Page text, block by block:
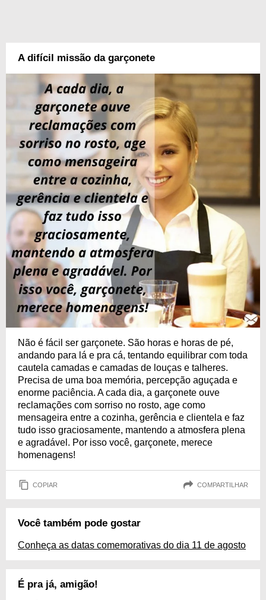
A difícil missão da garçonete
Não é fácil ser garçonete. São horas e horas de pé,
andando para lá e pra cá, tentando equilibrar com toda
cautela camadas e camadas de louças e talheres.
Precisa de uma boa memória, percepção aguçada e
enorme paciência. A cada dia, a garçonete ouve
reclamações com sorriso no rosto, age como
mensageira entre a cozinha, gerência e clientela e faz
tudo isso graciosamente, mantendo a atmosfera plena
e agradável. Por isso você, garçonete, merece
homenagens!
COPIAR COMPARTILHAR
Você também pode gostar
Conheça as datas comemorativas do dia 11 de agosto
É pra já, amigão!